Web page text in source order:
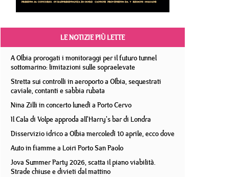
LE NOTIZIE PIÙ LETTE
A Olbia prorogati i monitoraggi per il futuro tunnel
sottomarino: limitazioni sulle sopraelevate
Stretta sui controlli in aeroporto a Olbia, sequestrati
caviale, contanti e sabbia rubata
Nina Zilli in concerto lunedì a Porto Cervo
Il Cala di Volpe approda all'Harry's bar di Londra
Disservizio idrico a Olbia mercoledì 10 aprile, ecco dove
Auto in fiamme a Loiri Porto San Paolo
Jova Summer Party 2026, scatta il piano viabilità.
Strade chiuse e divieti dal mattino